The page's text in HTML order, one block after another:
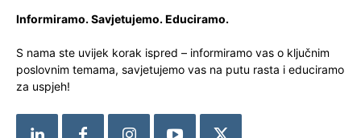
Informiramo. Savjetujemo. Educiramo.
S nama ste uvijek korak ispred – informiramo vas o ključnim
poslovnim temama, savjetujemo vas na putu rasta i educiramo
za uspjeh!